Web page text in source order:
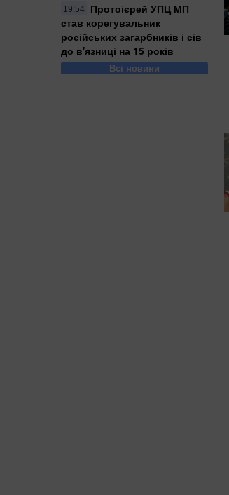
19:54
Протоієрей УПЦ МП
став корегувальник
російських загарбників і сів
до в'язниці на 15 років
Всі новини